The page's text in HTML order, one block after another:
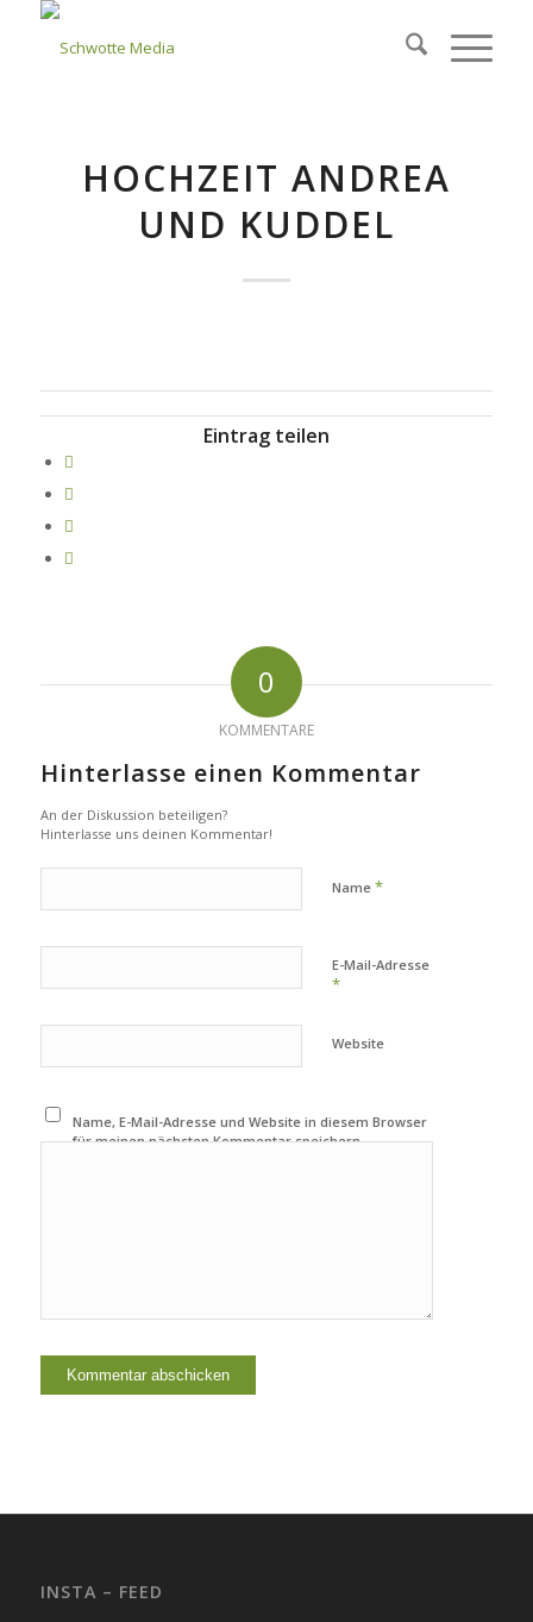
HOCHZEIT ANDREA
UND KUDDEL
Eintrag teilen
0
KOMMENTARE
Hinterlasse einen Kommentar
An der Diskussion beteiligen?
Hinterlasse uns deinen Kommentar!
Name *
E-Mail-Adresse
*
Website
Name, E-Mail-Adresse und Website in diesem Browser
für meinen nächsten Kommentar speichern.
INSTA – FEED